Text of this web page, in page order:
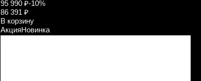
95 990 ₽-10%
86 391 ₽
В корзину
АкцияНовинка